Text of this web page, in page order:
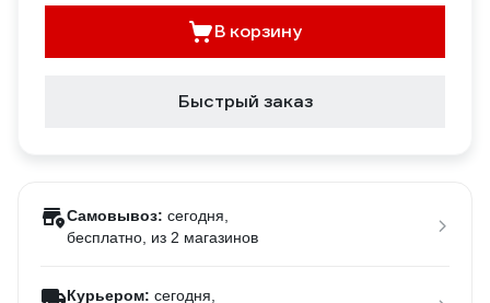
В корзину
Быстрый заказ
Самовывоз: сегодня,
бесплатно , из 2 магазинов
Курьером: сегодня,